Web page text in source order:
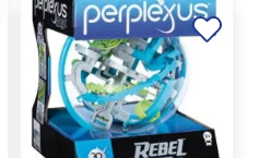
Ajouter